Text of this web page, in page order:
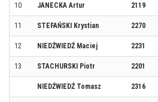
10 JANECKA Artur 2119
11 STEFAŃSKI Krystian 2270
12 NIEDŹWIEDŹ Maciej 2231
13 STACHURSKI Piotr 2201
NIEDŹWIEDŹ Tomasz 2316